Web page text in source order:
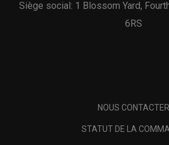
Siège social: 1 Blossom Yard,
6RS
NOUS CONTACTER
STATUT DE LA